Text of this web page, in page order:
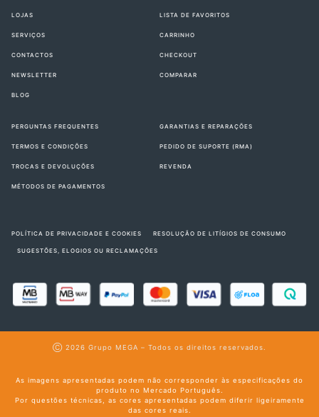
LOJAS
SERVIÇOS
CONTACTOS
NEWSLETTER
BLOG
LISTA DE FAVORITOS
CARRINHO
CHECKOUT
COMPARAR
PERGUNTAS FREQUENTES
TERMOS E CONDIÇÕES
TROCAS E DEVOLUÇÕES
MÉTODOS DE PAGAMENTOS
GARANTIAS E REPARAÇÕES
PEDIDO DE SUPORTE (RMA)
REVENDA
POLÍTICA DE PRIVACIDADE E COOKIES RESOLUÇÃO DE LITÍGIOS DE CONSUMO
SUGESTÕES, ELOGIOS OU RECLAMAÇÕES
Ⓒ 2026 Grupo MEGA – Todos os direitos reservados.
As imagens apresentadas podem não corresponder às especificações do
produto no Mercado Português.
Por questões técnicas, as cores apresentadas podem diferir ligeiramente
das cores reais.